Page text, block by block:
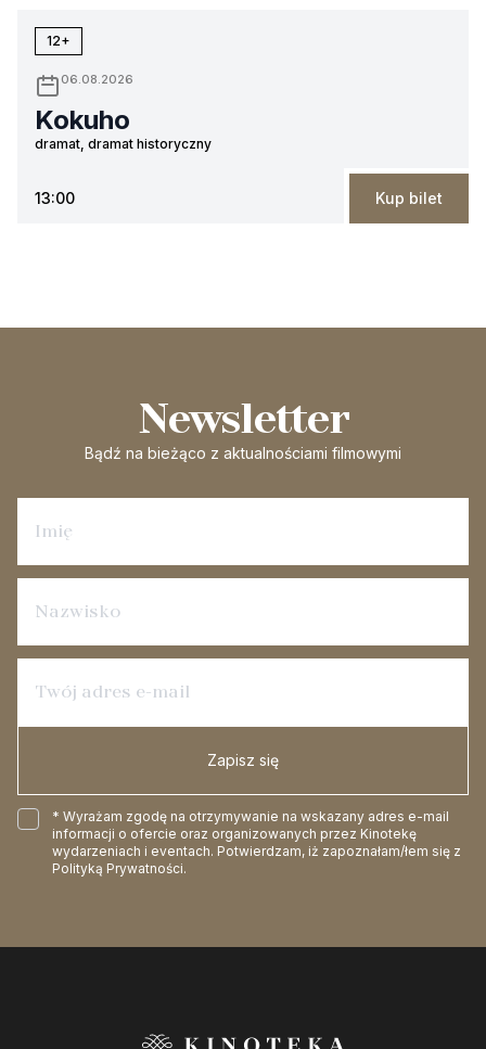
12+
06.08.2026
Kokuho
dramat, dramat historyczny
13:00 Kup bilet
Newsletter
Bądź na bieżąco z aktualnościami filmowymi
Zapisz się
* Wyrażam zgodę na otrzymywanie na wskazany adres e-mail
informacji o ofercie oraz organizowanych przez Kinotekę
wydarzeniach i eventach. Potwierdzam, iż zapoznałam/łem się z
Polityką Prywatności.